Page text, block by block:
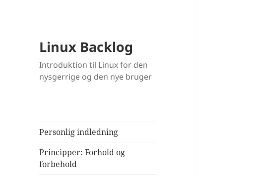
Linux Backlog
Introduktion til Linux for den
nysgerrige og den nye bruger
Personlig indledning
Principper: Forhold og
forbehold